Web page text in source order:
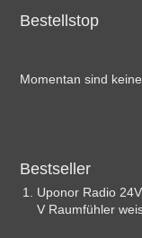
Bestellstop
Momentan sind
Bestseller
Uponor Radio
V Raumfühler